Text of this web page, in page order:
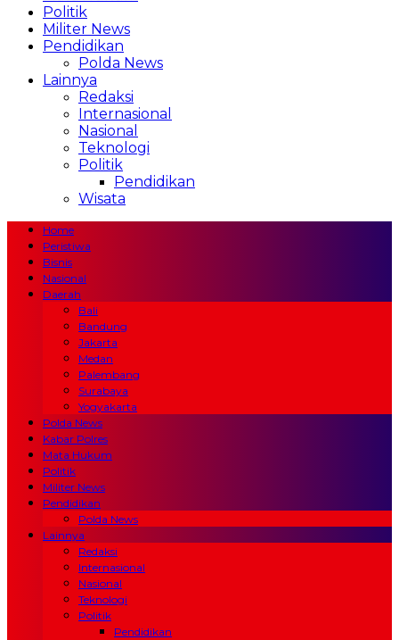
Politik
Militer News
Pendidikan
Polda News
Lainnya
Redaksi
Internasional
Nasional
Teknologi
Politik
Pendidikan
Wisata
Home
Peristiwa
Bisnis
Nasional
Daerah
Bali
Bandung
Jakarta
Medan
Palembang
Surabaya
Yogyakarta
Polda News
Kabar Polres
Mata Hukum
Politik
Militer News
Pendidikan
Polda News
Lainnya
Redaksi
Internasional
Nasional
Teknologi
Politik
Pendidikan